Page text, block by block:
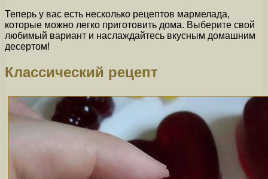
Теперь у вас есть несколько рецептов мармелада,
которые можно легко приготовить дома. Выберите свой
любимый вариант и наслаждайтесь вкусным домашним
десертом!
Классический рецепт